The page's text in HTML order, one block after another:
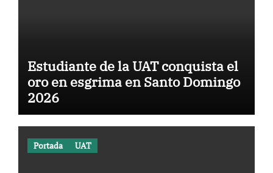
Estudiante de la UAT conquista el
oro en esgrima en Santo Domingo
2026
Portada UAT